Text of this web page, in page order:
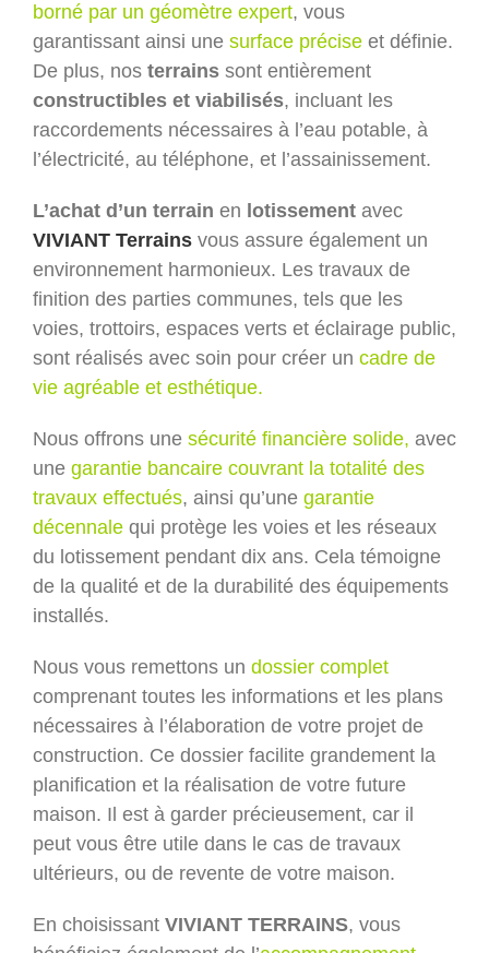
borné par un géomètre expert, vous
garantissant ainsi une surface précise et définie.
De plus, nos terrains sont entièrement
constructibles et viabilisés, incluant les
raccordements nécessaires à l’eau potable, à
l’électricité, au téléphone, et l’assainissement.
L’achat d’un terrain en lotissement avec
VIVIANT Terrains vous assure également un
environnement harmonieux. Les travaux de
finition des parties communes, tels que les
voies, trottoirs, espaces verts et éclairage public,
sont réalisés avec soin pour créer un cadre de
vie agréable et esthétique.
Nous offrons une sécurité financière solide, avec
une garantie bancaire couvrant la totalité des
travaux effectués, ainsi qu’une garantie
décennale qui protège les voies et les réseaux
du lotissement pendant dix ans. Cela témoigne
de la qualité et de la durabilité des équipements
installés.
Nous vous remettons un dossier complet
comprenant toutes les informations et les plans
nécessaires à l’élaboration de votre projet de
construction. Ce dossier facilite grandement la
planification et la réalisation de votre future
maison. Il est à garder précieusement, car il
peut vous être utile dans le cas de travaux
ultérieurs, ou de revente de votre maison.
En choisissant VIVIANT TERRAINS, vous